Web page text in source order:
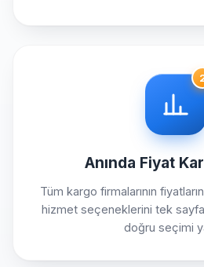
Anında Fiyat
Tüm kargo firmalarının
hizmet seçeneklerini tek
doğru seçimi